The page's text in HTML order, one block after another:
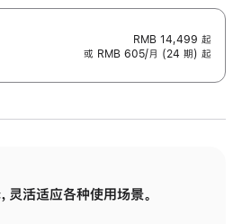
RMB 14,499 起
或 RMB 605/月 (24 期) 起
灵活适应各种使用场景。